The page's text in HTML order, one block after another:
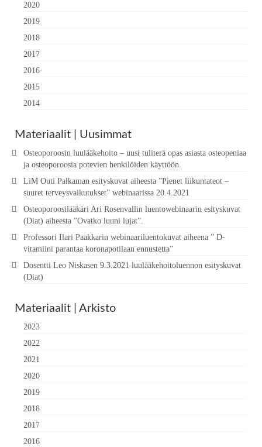
2020
2019
2018
2017
2016
2015
2014
Materiaalit | Uusimmat
Osteoporoosin luulääkehoito – uusi tuliterä opas asiasta osteopeniaa
ja osteoporoosia potevien henkilöiden käyttöön.
LiM Outi Palkaman esityskuvat aiheesta ”Pienet liikuntateot –
suuret terveysvaikutukset” webinaarissa 20.4.2021
Osteoporoosilääkäri Ari Rosenvallin luentowebinaarin esityskuvat
(Diat) aiheesta ”Ovatko luuni lujat”.
Professori Ilari Paakkarin webinaariluentokuvat aiheena ” D-
vitamiini parantaa koronapotilaan ennustetta”
Dosentti Leo Niskasen 9.3.2021 luulääkehoitoluennon esityskuvat
(Diat)
Materiaalit | Arkisto
2023
2022
2021
2020
2019
2018
2017
2016